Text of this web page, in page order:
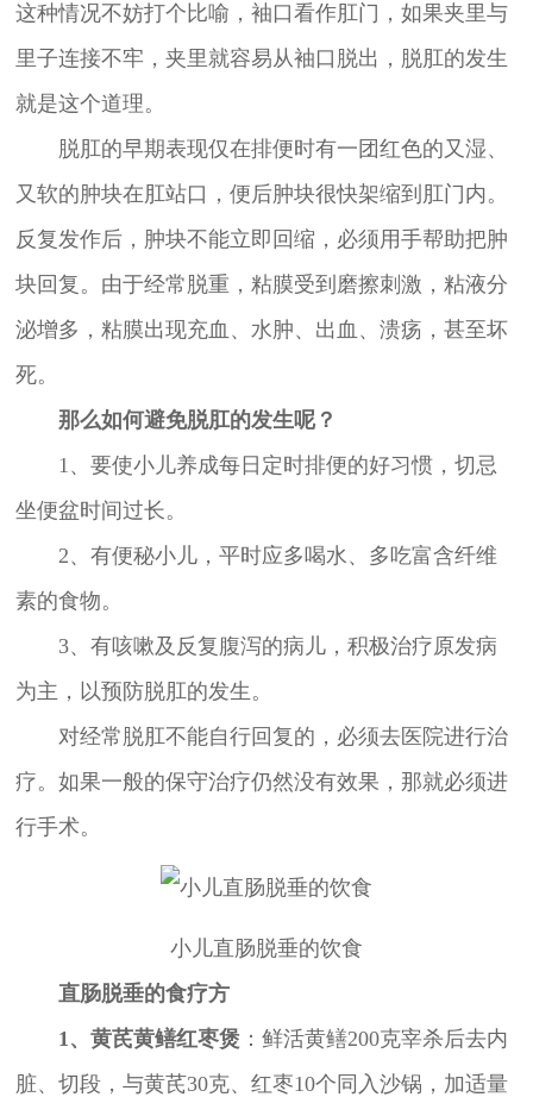
这种情况不妨打个比喻，袖口看作肛门，如果夹里与
里子连接不牢，夹里就容易从袖口脱出，脱肛的发生
就是这个道理。
脱肛的早期表现仅在排便时有一团红色的又湿、
又软的肿块在肛站口，便后肿块很快架缩到肛门内。
反复发作后，肿块不能立即回缩，必须用手帮助把肿
块回复。由于经常脱重，粘膜受到磨擦刺激，粘液分
泌增多，粘膜出现充血、水肿、出血、溃疡，甚至坏
死。
那么如何避免脱肛的发生呢？
1、要使小儿养成每日定时排便的好习惯，切忌
坐便盆时间过长。
2、有便秘小儿，平时应多喝水、多吃富含纤维
素的食物。
3、有咳嗽及反复腹泻的病儿，积极治疗原发病
为主，以预防脱肛的发生。
对经常脱肛不能自行回复的，必须去医院进行治
疗。如果一般的保守治疗仍然没有效果，那就必须进
行手术。
小儿直肠脱垂的饮食
直肠脱垂的食疗方
1、黄芪黄鳝红枣煲：鲜活黄鳝200克宰杀后去内
脏、切段，与黄芪30克、红枣10个同入沙锅，加适量